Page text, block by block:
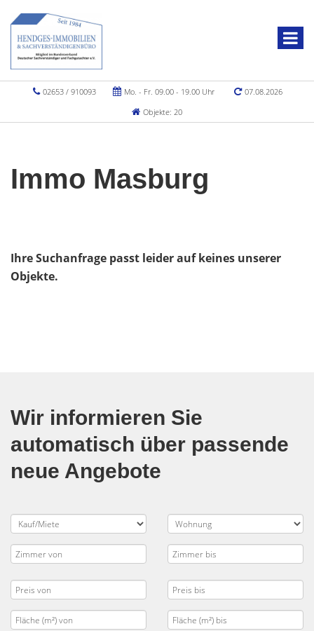
02653 / 910093 Mo. - Fr. 09.00 - 19.00 Uhr
07.08.2026
Objekte: 20
Immo Masburg
Ihre Suchanfrage passt leider auf keines unserer
Objekte.
Wir informieren Sie
automatisch über passende
neue Angebote